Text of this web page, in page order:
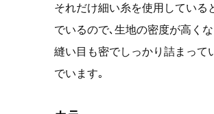
それだけ細い糸を使用している
でいるので､生地の密度が高く
縫い目も密でしっかり詰まって
でいます｡